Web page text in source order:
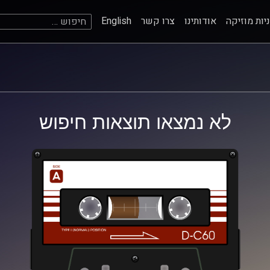
מוזיקה אודותינו צרו קשר English חיפוש:
לא נמצאו תוצאות חיפוש